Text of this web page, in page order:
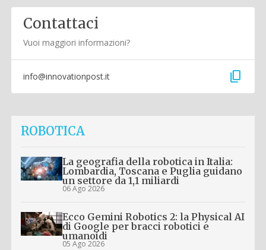
Contattaci
Vuoi maggiori informazioni?
info@innovationpost.it content_copy
ROBOTICA
La geografia della robotica in Italia:
Lombardia, Toscana e Puglia guidano
un settore da 1,1 miliardi
06 Ago 2026
Ecco Gemini Robotics 2: la Physical AI
di Google per bracci robotici e
umanoidi
05 Ago 2026